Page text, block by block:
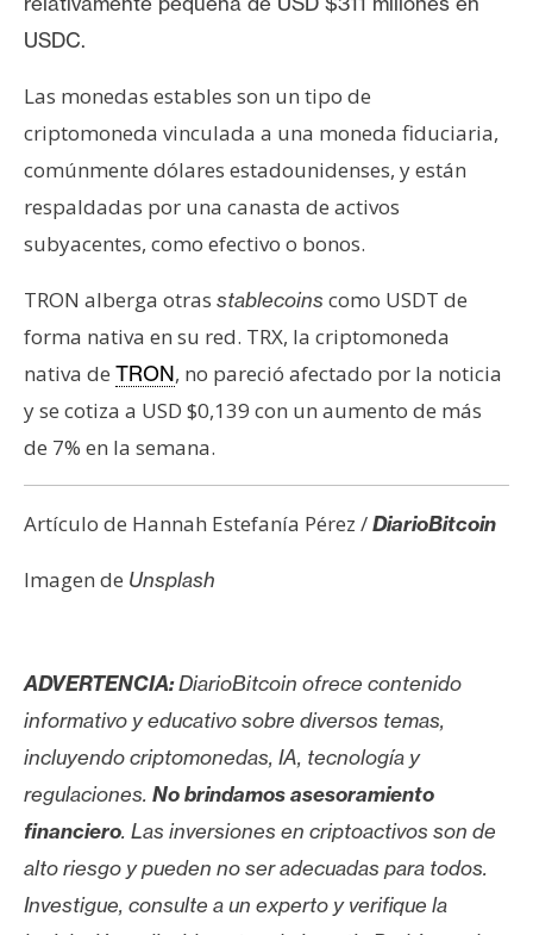
USDC.
Las monedas estables son un tipo de
criptomoneda vinculada a una moneda fiduciaria,
comúnmente dólares estadounidenses, y están
respaldadas por una canasta de activos
subyacentes, como efectivo o bonos.
TRON alberga otras stablecoins como USDT de
forma nativa en su red. TRX, la criptomoneda
nativa de TRON, no pareció afectado por la noticia
y se cotiza a USD $0,139 con un aumento de más
de 7% en la semana.
Artículo de Hannah Estefanía Pérez /DiarioBitcoin
Imagen de Unsplash
ADVERTENCIA:DiarioBitcoin ofrece contenido
informativo y educativo sobre diversos temas,
incluyendo criptomonedas, IA, tecnología y
regulaciones. No brindamos asesoramiento
financiero. Las inversiones en criptoactivos son de
alto riesgo y pueden no ser adecuadas para todos.
Investigue, consulte a un experto y verifique la